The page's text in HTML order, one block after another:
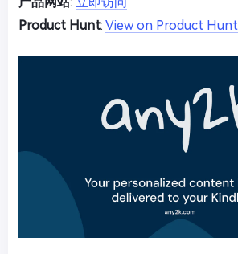
Product Hunt: View on Product Hunt